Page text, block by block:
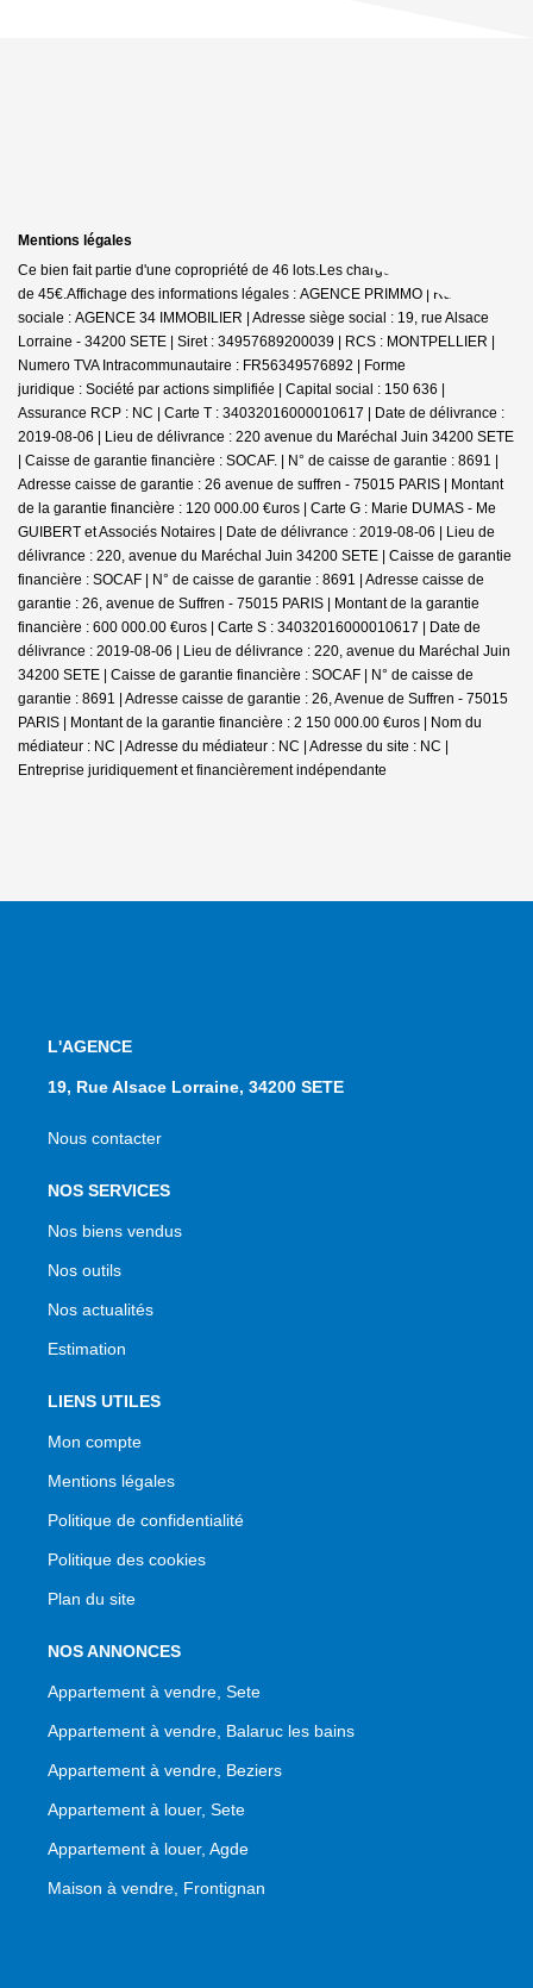
Mentions légales
Ce bien fait partie d'une copropriété de 46 lots.Les charges annuelles sont
de 45€.Affichage des informations légales : AGENCE PRIMMO | Raison
sociale : AGENCE 34 IMMOBILIER | Adresse siège social : 19, rue Alsace
Lorraine - 34200 SETE | Siret : 34957689200039 | RCS : MONTPELLIER |
Numero TVA Intracommunautaire : FR56349576892 | Forme
juridique : Société par actions simplifiée | Capital social : 150 636 |
Assurance RCP : NC | Carte T : 34032016000010617 | Date de délivrance :
2019-08-06 | Lieu de délivrance : 220 avenue du Maréchal Juin 34200 SETE
| Caisse de garantie financière : SOCAF. | N° de caisse de garantie : 8691 |
Adresse caisse de garantie : 26 avenue de suffren - 75015 PARIS | Montant
de la garantie financière : 120 000.00 €uros | Carte G : Marie DUMAS - Me
GUIBERT et Associés Notaires | Date de délivrance : 2019-08-06 | Lieu de
délivrance : 220, avenue du Maréchal Juin 34200 SETE | Caisse de garantie
financière : SOCAF | N° de caisse de garantie : 8691 | Adresse caisse de
garantie : 26, avenue de Suffren - 75015 PARIS | Montant de la garantie
financière : 600 000.00 €uros | Carte S : 34032016000010617 | Date de
délivrance : 2019-08-06 | Lieu de délivrance : 220, avenue du Maréchal Juin
34200 SETE | Caisse de garantie financière : SOCAF | N° de caisse de
garantie : 8691 | Adresse caisse de garantie : 26, Avenue de Suffren - 75015
PARIS | Montant de la garantie financière : 2 150 000.00 €uros | Nom du
médiateur : NC | Adresse du médiateur : NC | Adresse du site : NC |
Entreprise juridiquement et financièrement indépendante
L'AGENCE
19, Rue Alsace Lorraine, 34200 SETE
Nous contacter
NOS SERVICES
Nos biens vendus
Nos outils
Nos actualités
Estimation
LIENS UTILES
Mon compte
Mentions légales
Politique de confidentialité
Politique des cookies
Plan du site
NOS ANNONCES
Appartement à vendre, Sete
Appartement à vendre, Balaruc les bains
Appartement à vendre, Beziers
Appartement à louer, Sete
Appartement à louer, Agde
Maison à vendre, Frontignan